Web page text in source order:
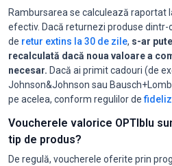
Rambursarea se calculează raportat
efectiv. Dacă returnezi produse
de retur extins la 30 de zile, s-ar
recalculată dacă noua valoare a
necesar. Dacă ai primit cadouri (de
Johnson&Johnson sau
pe acelea, conform regulilor de
Voucherele valorice OPTIblu
tip de produs?
De regulă, voucherele oferite prin